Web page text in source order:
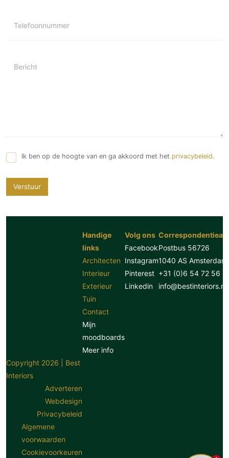
Telefoonnummer
Bericht
Ik ben op de hoogte van en ga akkoord met het privacybeleid.
Verstuur
Handige
links
Architecten
Interieur
Exterieur
Tuin
Contact
Mijn
moodboards
Meer info
Volg ons
Facebook
Instagram
Pinterest
Linkedin
Postbus 56726
1040 AS Amsterdam
+31 (0)6 54 72 56
info@bestinteriors.nl
Copyright 2026 | Best
Interiors
Adverteren
Webdesign
Privacybeleid
Algemene
voorwaarden
Cookievoorkeuren